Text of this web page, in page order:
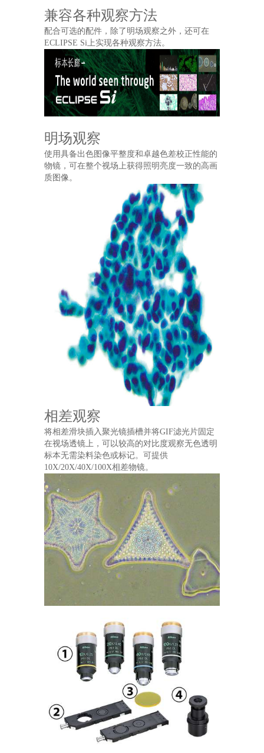
兼容各种观察方法
配合可选的配件，除了明场观察之外，还可在
ECLIPSE Si上实现各种观察方法。
明场观察
使用具备出色图像平整度和卓越色差校正性能的
物镜，可在整个视场上获得照明亮度一致的高画
质图像。
相差观察
将相差滑块插入聚光镜插槽并将GIF滤光片固定
在视场透镜上，可以较高的对比度观察无色透明
标本无需染料染色或标记。可提供
10X/20X/40X/100X相差物镜。